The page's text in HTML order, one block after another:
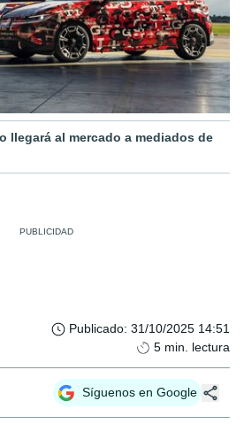
llegará al mercado a mediados de
Publicado: 31/10/2025 14:51
5 min. lectura
Síguenos en Google